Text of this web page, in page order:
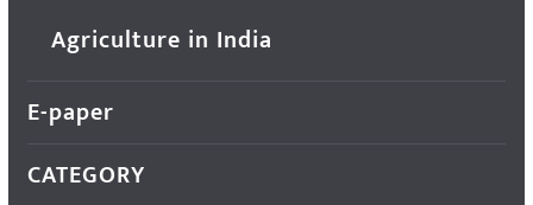
Agriculture in India
E-paper
CATEGORY